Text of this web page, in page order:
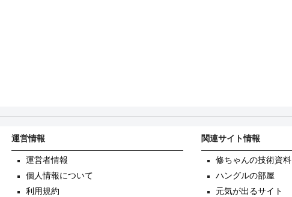
運営情報
運営者情報
個人情報について
利用規約
関連サイト情報
修ちゃんの技術資料
ハングルの部屋
元気が出るサイト